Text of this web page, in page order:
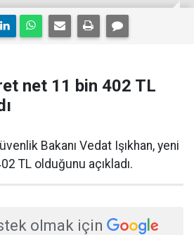
net 11 bin 402 TL
Bakanı Vedat Işıkhan, yeni
TL olduğunu açıkladı.
olmak için